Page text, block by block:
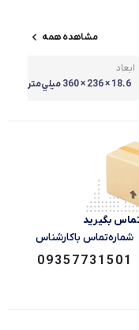
مشاهده همه
ابعاد
18.6 × 236 × 360 ميلي‌متر
بگیرید
شماره‌تماس‌ با‌کارشناس
09357731501